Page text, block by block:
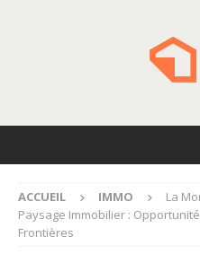
ACCUEIL IMMO
La
Paysage Immobilier :
Frontières